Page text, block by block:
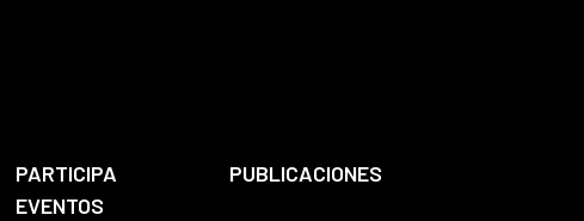
PARTICIPA
PUBLICACIONES
EVENTOS